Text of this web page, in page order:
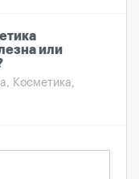
или
Косметика,